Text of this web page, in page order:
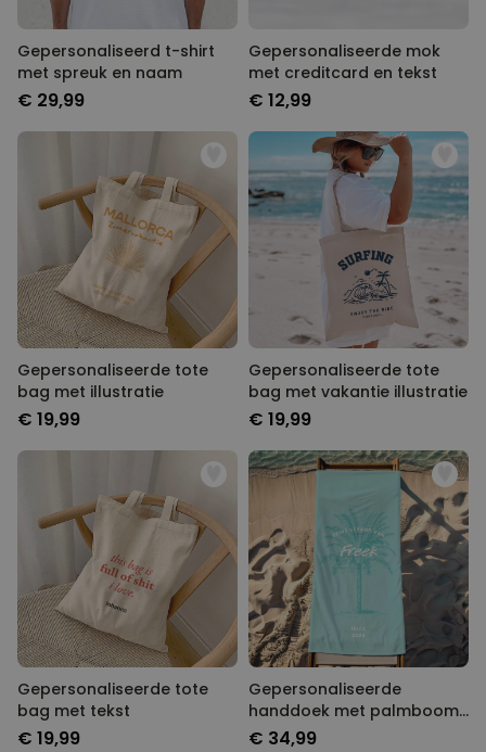
Gepersonaliseerd t-shirt
met spreuk en naam
€ 29,99
Gepersonaliseerde mok
met creditcard en tekst
€ 12,99
Gepersonaliseerde tote
bag met illustratie
€ 19,99
Gepersonaliseerde tote
bag met vakantie illustratie
€ 19,99
Gepersonaliseerde tote
bag met tekst
€ 19,99
Gepersonaliseerde
handdoek met palmboom
en tekst
€ 34,99